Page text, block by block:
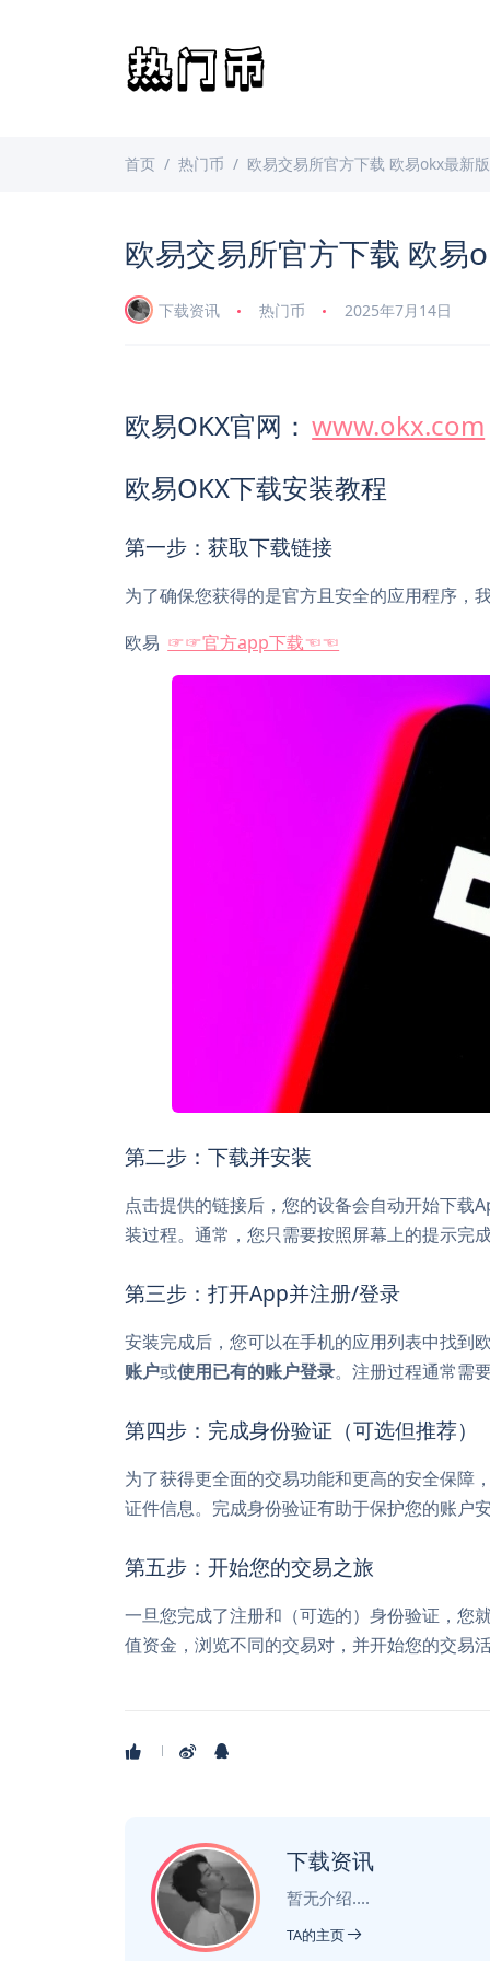
首页 热门币 欧易交易所官方下载 欧易okx最新
欧易交易所官方下载 欧易
下载资讯 热门币 2025年7月14日
欧易OKX官网： www.okx.com
欧易OKX下载安装教程
第一步：获取下载链接
为了确保您获得的是官方且安全的应用程序，
欧易 ☞☞官方app下载☜☜
第二步：下载并安装
点击提供的链接后，您的设备会自动开始下载
装过程。通常，您只需要按照屏幕上的提示完
第三步：打开App并注册/登录
安装完成后，您可以在手机的应用列表中找到
账户或使用已有的账户登录。注册过程通常需
第四步：完成身份验证（可选但推荐）
为了获得更全面的交易功能和更高的安全保障
证件信息。完成身份验证有助于保护您的账户
第五步：开始您的交易之旅
一旦您完成了注册和（可选的）身份验证，您
值资金，浏览不同的交易对，并开始您的交易
下载资讯
暂无介绍....
TA的主页